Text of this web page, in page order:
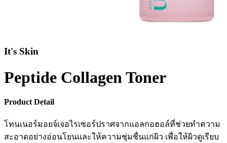
It's Skin
Peptide Collagen Toner
Product Detail
โทนเนอร์มอยจ์เจอไรเซอร์ปราศจากแอลกอฮอล์ที่ช่วยทำความ
สะอาดอย่างอ่อนโยนและให้ความชุ่มชื่นแก่ผิว เพื่อให้ผิวดูเรียบ